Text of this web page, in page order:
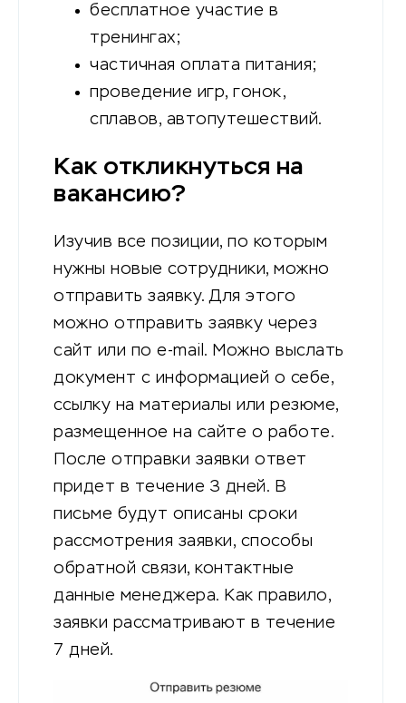
бесплатное участие в
тренингах;
частичная оплата питания;
проведение игр, гонок,
сплавов, автопутешествий.
Как откликнуться на
вакансию?
Изучив все позиции, по которым
нужны новые сотрудники, можно
отправить заявку. Для этого
можно отправить заявку через
сайт или по e-mail. Можно выслать
документ с информацией о себе,
ссылку на материалы или резюме,
размещенное на сайте о работе.
После отправки заявки ответ
придет в течение 3 дней. В
письме будут описаны сроки
рассмотрения заявки, способы
обратной связи, контактные
данные менеджера. Как правило,
заявки рассматривают в течение
7 дней.